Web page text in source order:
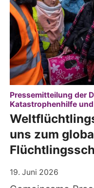
Pressemitteilung der
Katastrophenhilfe
uns zum
19. Juni 2026